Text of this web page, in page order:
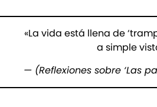
«La vida está llena de
a simple
— (Reflexiones sobre ‘Las